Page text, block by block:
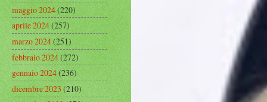
maggio 2024(220)
aprile 2024(257)
marzo 2024(251)
febbraio 2024(272)
gennaio 2024(236)
dicembre 2023(210)